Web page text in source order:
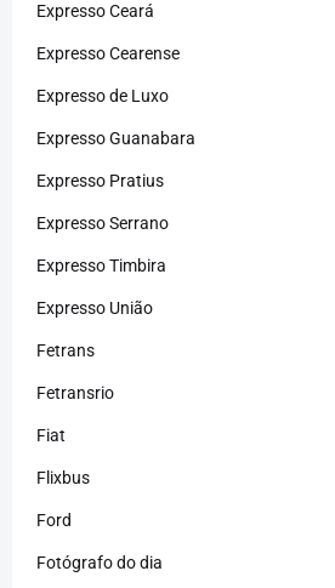
Expresso Ceará
Expresso Cearense
Expresso de Luxo
Expresso Guanabara
Expresso Pratius
Expresso Serrano
Expresso Timbira
Expresso União
Fetrans
Fetransrio
Fiat
Flixbus
Ford
Fotógrafo do dia